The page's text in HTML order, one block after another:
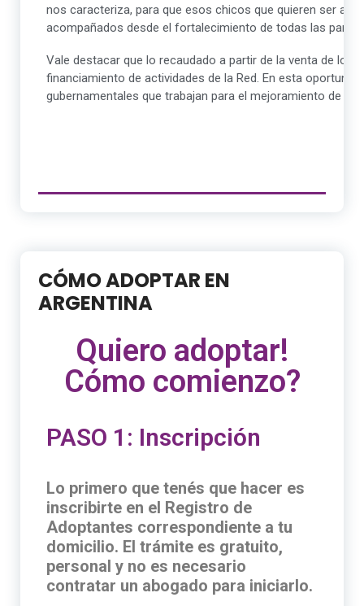
nos caracteriza, para que esos chicos que quieren ser
acompañados desde el fortalecimiento de todas las
Vale destacar que lo recaudado a partir de la venta de los
financiamiento de actividades de la Red. En esta
gubernamentales que trabajan para el mejoramiento de
CÓMO ADOPTAR EN
ARGENTINA
Quiero adoptar!
Cómo comienzo?
PASO 1: Inscripción
Lo primero que tenés que hacer es
inscribirte en el Registro de
Adoptantes correspondiente a tu
domicilio. El trámite es gratuito,
personal y no es necesario
contratar un abogado para iniciarlo.